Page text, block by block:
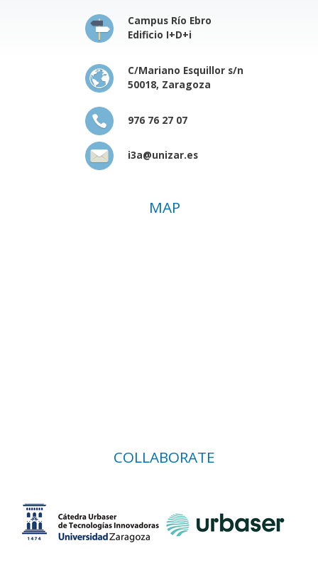
Campus Río Ebro
Edificio I+D+i
C/Mariano Esquillor s/n
50018, Zaragoza
976 76 27 07
i3a@unizar.es
MAP
COLLABORATE